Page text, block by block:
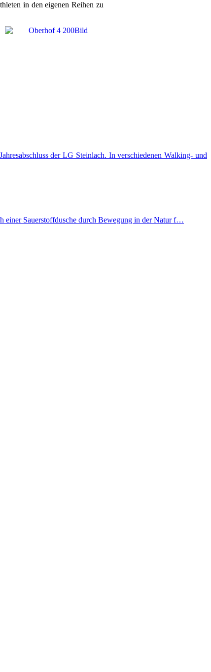
in den eigenen Reihen zu
der LG Steinlach. In verschiedenen Walking- und
Sauerstoffdusche durch Bewegung in der Natur f…